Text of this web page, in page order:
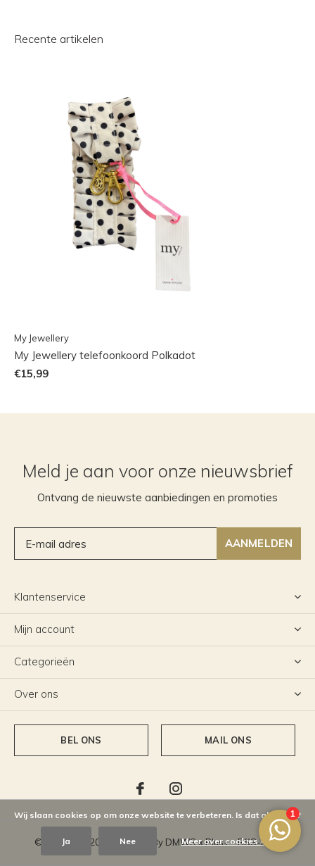
Recente artikelen
My Jewellery
My Jewellery telefoonkoord Polkadot
€15,99
Meld je aan voor onze nieuwsbrief
Ontvang de nieuwste aanbiedingen en promoties
AANMELDEN
Klantenservice
Mijn account
Categorieën
Over ons
BEL ONS MAIL ONS
© Copyright 2026 - Theme By DMWSxPlus+-RSS-feed
Wij slaan cookies op om onze website te verbeteren. Is dat akkoord?
Ja Nee Meer over cookies »